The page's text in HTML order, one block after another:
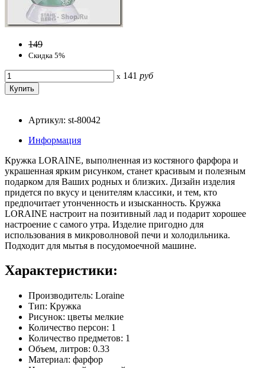
149
Скидка 5%
x 141 руб
Артикул: st-80042
Информация
Кружка LORAINE, выполненная из костяного фарфора и
украшенная ярким рисунком, станет красивым и полезным
подарком для Ваших родных и близких. Дизайн изделия
придется по вкусу и ценителям классики, и тем, кто
предпочитает утонченность и изысканность. Кружка
LORAINE настроит на позитивный лад и подарит хорошее
настроение с самого утра. Изделие пригодно для
использования в микроволновой печи и холодильника.
Подходит для мытья в посудомоечной машине.
Характеристики:
Производитель: Loraine
Тип: Кружка
Рисунок: цветы мелкие
Количество персон: 1
Количество предметов: 1
Объем, литров: 0.33
Материал: фарфор